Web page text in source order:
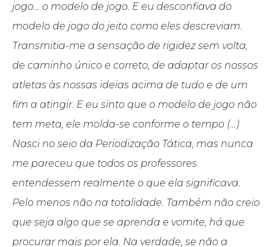
jogo… o modelo de jogo. E eu desconfiava do
modelo de jogo do jeito como eles descreviam.
Transmitia-me a sensação de rigidez sem volta,
de caminho único e correto, de adaptar os nossos
atletas às nossas ideias acima de tudo e de um
fim a atingir. E eu sinto que o modelo de jogo não
tem meta, ele molda-se conforme o tempo (…)
Nasci no seio da Periodização Tática, mas nunca
me pareceu que todos os professores
entendessem realmente o que ela significava.
Pelo menos não na totalidade. Também não creio
que seja algo que se aprenda e vomite, há que
procurar mais por ela. Na verdade, se não a